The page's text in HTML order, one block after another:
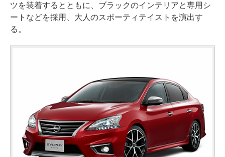
ツを装着するとともに、ブラックのインテリアと専用シ
ートなどを採用、大人のスポーティテイストを演出す
る。